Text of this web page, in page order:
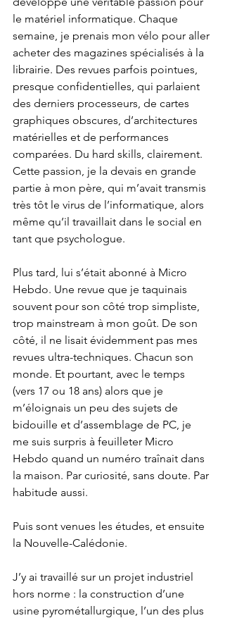
le matériel informatique. Chaque
semaine, je prenais mon vélo pour aller
acheter des magazines spécialisés à la
librairie. Des revues parfois pointues,
presque confidentielles, qui parlaient
des derniers processeurs, de cartes
graphiques obscures, d’architectures
matérielles et de performances
comparées. Du hard skills, clairement.
Cette passion, je la devais en grande
partie à mon père, qui m’avait transmis
très tôt le virus de l’informatique, alors
même qu’il travaillait dans le social en
tant que psychologue.
Plus tard, lui s’était abonné à Micro
Hebdo. Une revue que je taquinais
souvent pour son côté trop simpliste,
trop mainstream à mon goût. De son
côté, il ne lisait évidemment pas mes
revues ultra-techniques. Chacun son
monde. Et pourtant, avec le temps
(vers 17 ou 18 ans) alors que je
m’éloignais un peu des sujets de
bidouille et d’assemblage de PC, je
me suis surpris à feuilleter Micro
Hebdo quand un numéro traînait dans
la maison. Par curiosité, sans doute. Par
habitude aussi.
Puis sont venues les études, et ensuite
la Nouvelle-Calédonie.
J’y ai travaillé sur un projet industriel
hors norme : la construction d’une
usine pyrométallurgique, l’un des plus